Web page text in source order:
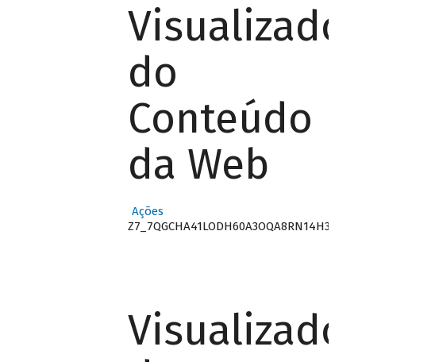
Visualizador
do
Conteúdo
da Web
Ações
Z7_7QGCHA41LODH60A3OQA8RN14H3
Visualizador